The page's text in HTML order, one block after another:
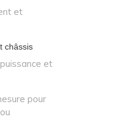
et
châssis
et
pour